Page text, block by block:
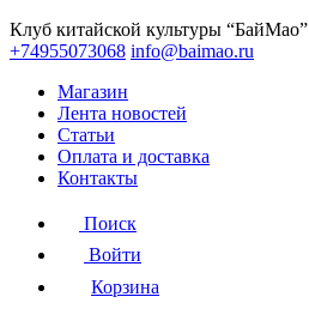
Клуб китайской культуры “БайМао”
+74955073068 info@baimao.ru
Магазин
Лента новостей
Статьи
Оплата и доставка
Контакты
Поиск
Войти
Корзина